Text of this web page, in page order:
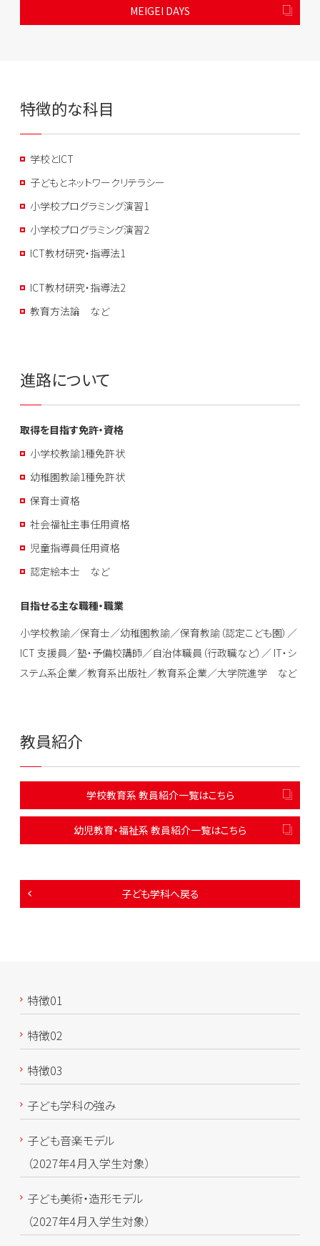
MEIGEI DAYS
特徴的な科目
学校とICT
子どもとネットワークリテラシー
小学校プログラミング演習1
小学校プログラミング演習2
ICT教材研究・指導法1
ICT教材研究・指導法2
教育方法論 など
進路について
取得を目指す免許・資格
小学校教諭1種免許状
幼稚園教諭1種免許状
保育士資格
社会福祉主事任用資格
児童指導員任用資格
認定絵本士 など
目指せる主な職種・職業
小学校教諭／保育士／幼稚園教諭／保育教諭（認定こども園）／
ICT 支援員／塾・予備校講師／自治体職員（行政職など）／ IT・シ
ステム系企業／教育系出版社／教育系企業／大学院進学 など
教員紹介
学校教育系 教員紹介一覧はこちら
幼児教育・福祉系 教員紹介一覧はこちら
子ども学科へ戻る
特徴01
特徴02
特徴03
子ども学科の強み
子ども音楽モデル
（2027年4月入学生対象）
子ども美術・造形モデル
（2027年4月入学生対象）